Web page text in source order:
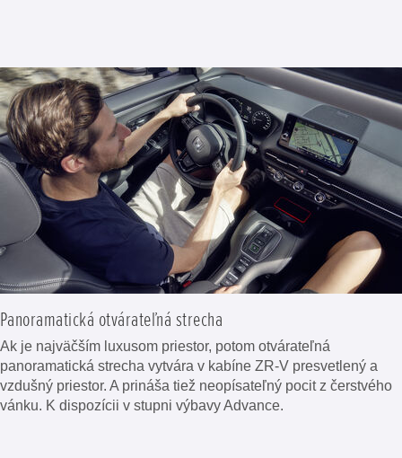
Panoramatická otvárateľná strecha
Ak je najväčším luxusom priestor, potom otvárateľná
panoramatická strecha vytvára v kabíne ZR-V presvetlený a
vzdušný priestor. A prináša tiež neopísateľný pocit z čerstvého
vánku. K dispozícii v stupni výbavy Advance.